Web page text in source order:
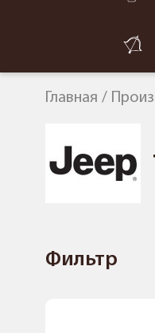
Главная
Фильтр